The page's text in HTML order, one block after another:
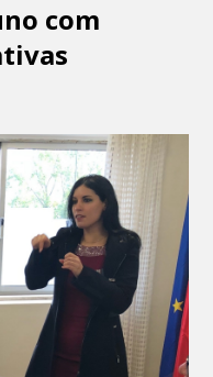
com